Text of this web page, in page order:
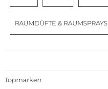
RAUMDÜFTE & RAUMSPRAYS
Topmarken